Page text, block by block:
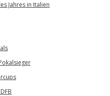
Jahres in Italien